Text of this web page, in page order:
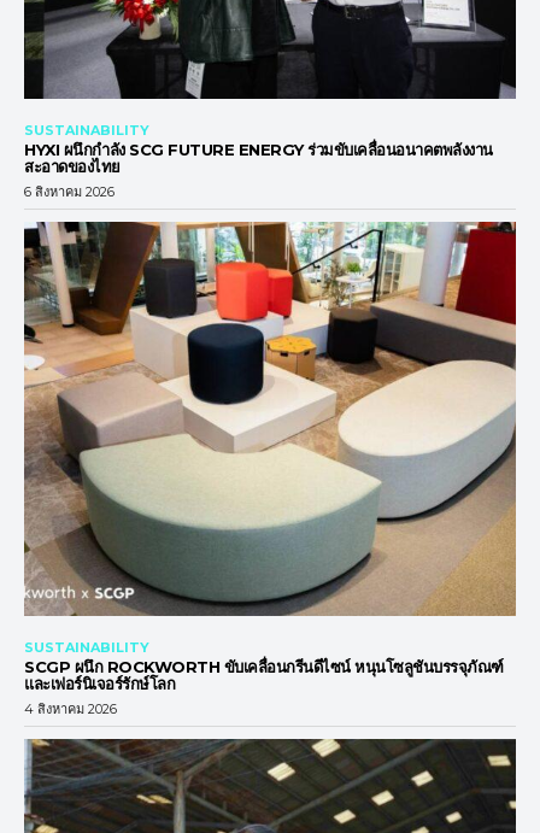
SUSTAINABILITY
HYXI ผนึกกำลัง SCG FUTURE ENERGY ร่วมขับเคลื่อนอนาคตพลังงาน
สะอาดของไทย
6 สิงหาคม 2026
SUSTAINABILITY
SCGP ผนึก ROCKWORTH ขับเคลื่อนกรีนดีไซน์ หนุนโซลูชันบรรจุภัณฑ์
และเฟอร์นิเจอร์รักษ์โลก
4 สิงหาคม 2026